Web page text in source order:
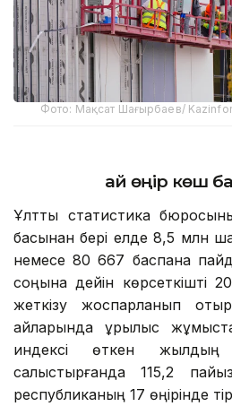
Фото: Мақсат Шағырбаев/
Қай өңір көш
Ұлттық статистика
басынан бері елде 8,5 млн
немесе 80 667 баспана
соңына дейін көрсеткішті
жеткізу жоспарланып
айларында құрылыс
индексі өткен жылдың
салыстырғанда 115,2
республиканың 17 өңірінде